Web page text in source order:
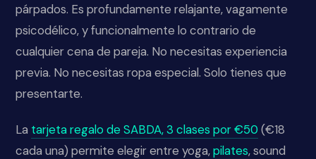
párpados. Es profundamente relajante, vagamente
psicodélico, y funcionalmente lo contrario de
cualquier cena de pareja. No necesitas experiencia
previa. No necesitas ropa especial. Solo tienes que
presentarte.
La tarjeta regalo de SABDA, 3 clases por €50 (€18
cada una) permite elegir entre yoga,pilates, sound